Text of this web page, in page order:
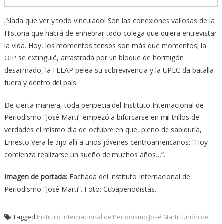
¡Nada que ver y todo vinculado! Son las conexiones valiosas de la
Historia que habrá de enhebrar todo colega que quiera entrevistar
la vida. Hoy, los momentos tensos son más que momentos; la
OIP se extinguió, arrastrada por un bloque de hormigón
desarmado, la FELAP pelea su sobrevivencia y la UPEC da batalla
fuera y dentro del país.
De cierta manera, toda peripecia del Instituto Internacional de
Periodismo “José Martí” empezó a bifurcarse en mil trillos de
verdades el mismo día de octubre en que, pleno de sabiduría,
Ernesto Vera le dijo allí a unos jóvenes centroamericanos: “Hoy
comienza realizarse un sueño de muchos años…”.
Imagen de portada:Fachada del Instituto Internacional de
Periodismo “José Martí”. Foto: Cubaperiodistas.
Tagged Instituto Internacional de Periodismo José Martí, Unión de